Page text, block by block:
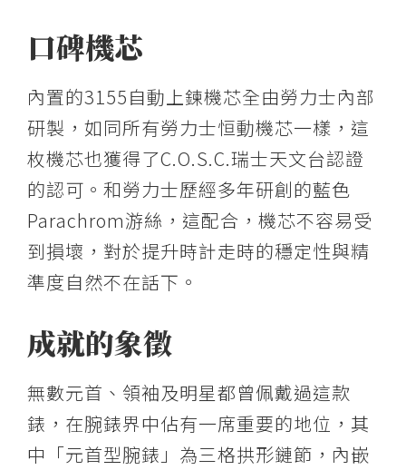
口碑機芯
內置的3155自動上鍊機芯全由勞力士內部
研製，如同所有勞力士恒動機芯一樣，這
枚機芯也獲得了C.O.S.C.瑞士天文台認證
的認可。和勞力士歷經多年研創的藍色
Parachrom游絲，這配合，機芯不容易受
到損壞，對於提升時計走時的穩定性與精
準度自然不在話下。
成就的象徵
無數元首、領袖及明星都曾佩戴過這款
錶，在腕錶界中佔有一席重要的地位，其
中「元首型腕錶」為三格拱形鏈節，內嵌